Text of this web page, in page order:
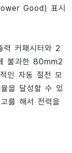
Good) 표시
커패시터와 2
불과한 80mm2
인 자동 절전 모
을 달성할 수 있
를 해서 전력을